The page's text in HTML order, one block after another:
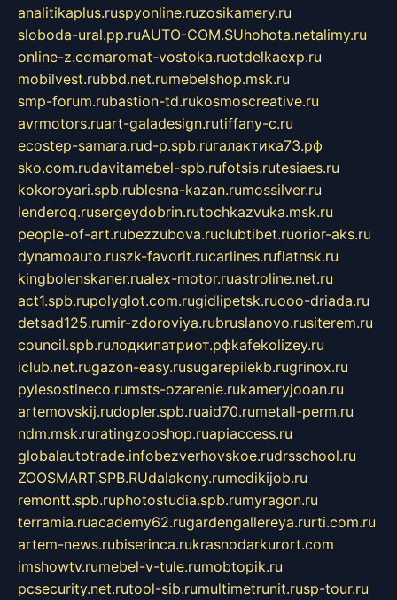
analitikaplus.ruspyonline.ruzosikamery.ru
sloboda-ural.pp.ruAUTO-COM.SUhohota.netalimy.ru
online-z.comaromat-vostoka.ruotdelkaexp.ru
mobilvest.rubbd.net.rumebelshop.msk.ru
smp-forum.rubastion-td.rukosmoscreative.ru
avrmotors.ruart-galadesign.rutiffany-c.ru
ecostep-samara.rud-p.spb.ruгалактика73.рф
sko.com.rudavitamebel-spb.rufotsis.rutesiaes.ru
kokoroyari.spb.rublesna-kazan.rumossilver.ru
lenderoq.rusergeydobrin.rutochkazvuka.msk.ru
people-of-art.rubezzubova.ruclubtibet.ruorior-aks.ru
dynamoauto.ruszk-favorit.rucarlines.ruflatnsk.ru
kingbolenskaner.rualex-motor.ruastroline.net.ru
act1.spb.rupolyglot.com.rugidlipetsk.ruooo-driada.ru
detsad125.rumir-zdoroviya.rubruslanovo.rusiterem.ru
council.spb.ruлодкипатриот.рфkafekolizey.ru
iclub.net.rugazon-easy.rusugarepilekb.rugrinox.ru
pylesostineco.rumsts-ozarenie.rukameryjooan.ru
artemovskij.rudopler.spb.ruaid70.rumetall-perm.ru
ndm.msk.ruratingzooshop.ruapiaccess.ru
globalautotrade.infobezverhovskoe.rudrsschool.ru
ZOOSMART.SPB.RUdalakony.rumedikijob.ru
remontt.spb.ruphotostudia.spb.rumyragon.ru
terramia.ruacademy62.rugardengallereya.rurti.com.ru
artem-news.rubiserinca.rukrasnodarkurort.com
imshowtv.rumebel-v-tule.rumobtopik.ru
pcsecurity.net.rutool-sib.rumultimetrunit.rusp-tour.ru